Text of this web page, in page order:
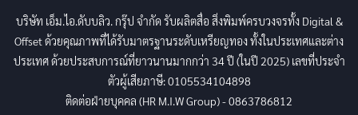
บริษัท เอ็ม.ไอ.ดับบลิว. กรุ๊ป จำกัด รับผลิตสื่อ สิ่งพิมพ์ครบวงจรทั้ง Digital &
Offset ด้วยคุณภาพที่ได้รับมาตรฐานระดับเหรียญทอง ทั้งในประเทศและต่าง
ประเทศ ด้วยประสบการณ์ที่ยาวนานมากกว่า 34 ปี (ในปี 2025) เลขที่ประจำ
ตัวผู้เสียภาษี: 0105534104898
ติดต่อฝ่ายบุคคล (HR M.I.W Group) - 0863786812